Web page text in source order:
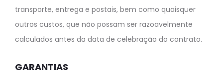
transporte, entrega e postais, bem como quaisquer
outros custos, que não possam ser razoavelmente
calculados antes da data de celebração do contrato.
GARANTIAS